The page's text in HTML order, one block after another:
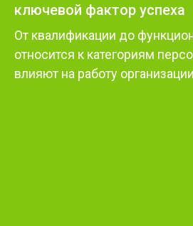
ключевой фактор успеха
От квалификации до
относится к категориям
влияют на работу